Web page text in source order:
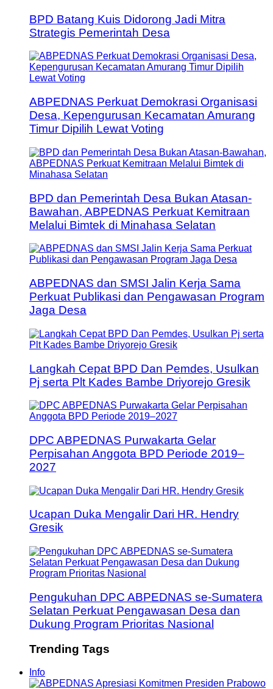
BPD Batang Kuis Didorong Jadi Mitra
Strategis Pemerintah Desa
ABPEDNAS Perkuat Demokrasi Organisasi
Desa, Kepengurusan Kecamatan Amurang
Timur Dipilih Lewat Voting
BPD dan Pemerintah Desa Bukan Atasan-
Bawahan, ABPEDNAS Perkuat Kemitraan
Melalui Bimtek di Minahasa Selatan
ABPEDNAS dan SMSI Jalin Kerja Sama
Perkuat Publikasi dan Pengawasan Program
Jaga Desa
Langkah Cepat BPD Dan Pemdes, Usulkan
Pj serta Plt Kades Bambe Driyorejo Gresik
DPC ABPEDNAS Purwakarta Gelar
Perpisahan Anggota BPD Periode 2019–
2027
Ucapan Duka Mengalir Dari HR. Hendry
Gresik
Pengukuhan DPC ABPEDNAS se-Sumatera
Selatan Perkuat Pengawasan Desa dan
Dukung Program Prioritas Nasional
Trending Tags
Info